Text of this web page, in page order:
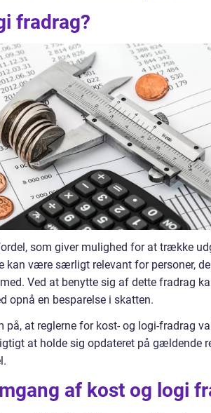
fradrag?
som giver mulighed for at trække
kan være særligt relevant for personer,
Ved at benytte sig af dette fradrag
opnå en besparelse i skatten.
at reglerne for kost- og logi-fradrag
at holde sig opdateret på gældende
af kost og logi